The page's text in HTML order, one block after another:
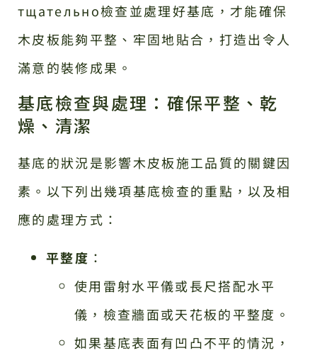
тщательно檢查並處理好基底，才能確保
木皮板能夠平整、牢固地貼合，打造出令人
滿意的裝修成果。
基底檢查與處理：確保平整、乾
燥、清潔
基底的狀況是影響木皮板施工品質的關鍵因
素。以下列出幾項基底檢查的重點，以及相
應的處理方式：
平整度 ：
使用雷射水平儀或長尺搭配水平
儀，檢查牆面或天花板的平整度。
如果基底表面有凹凸不平的情況，